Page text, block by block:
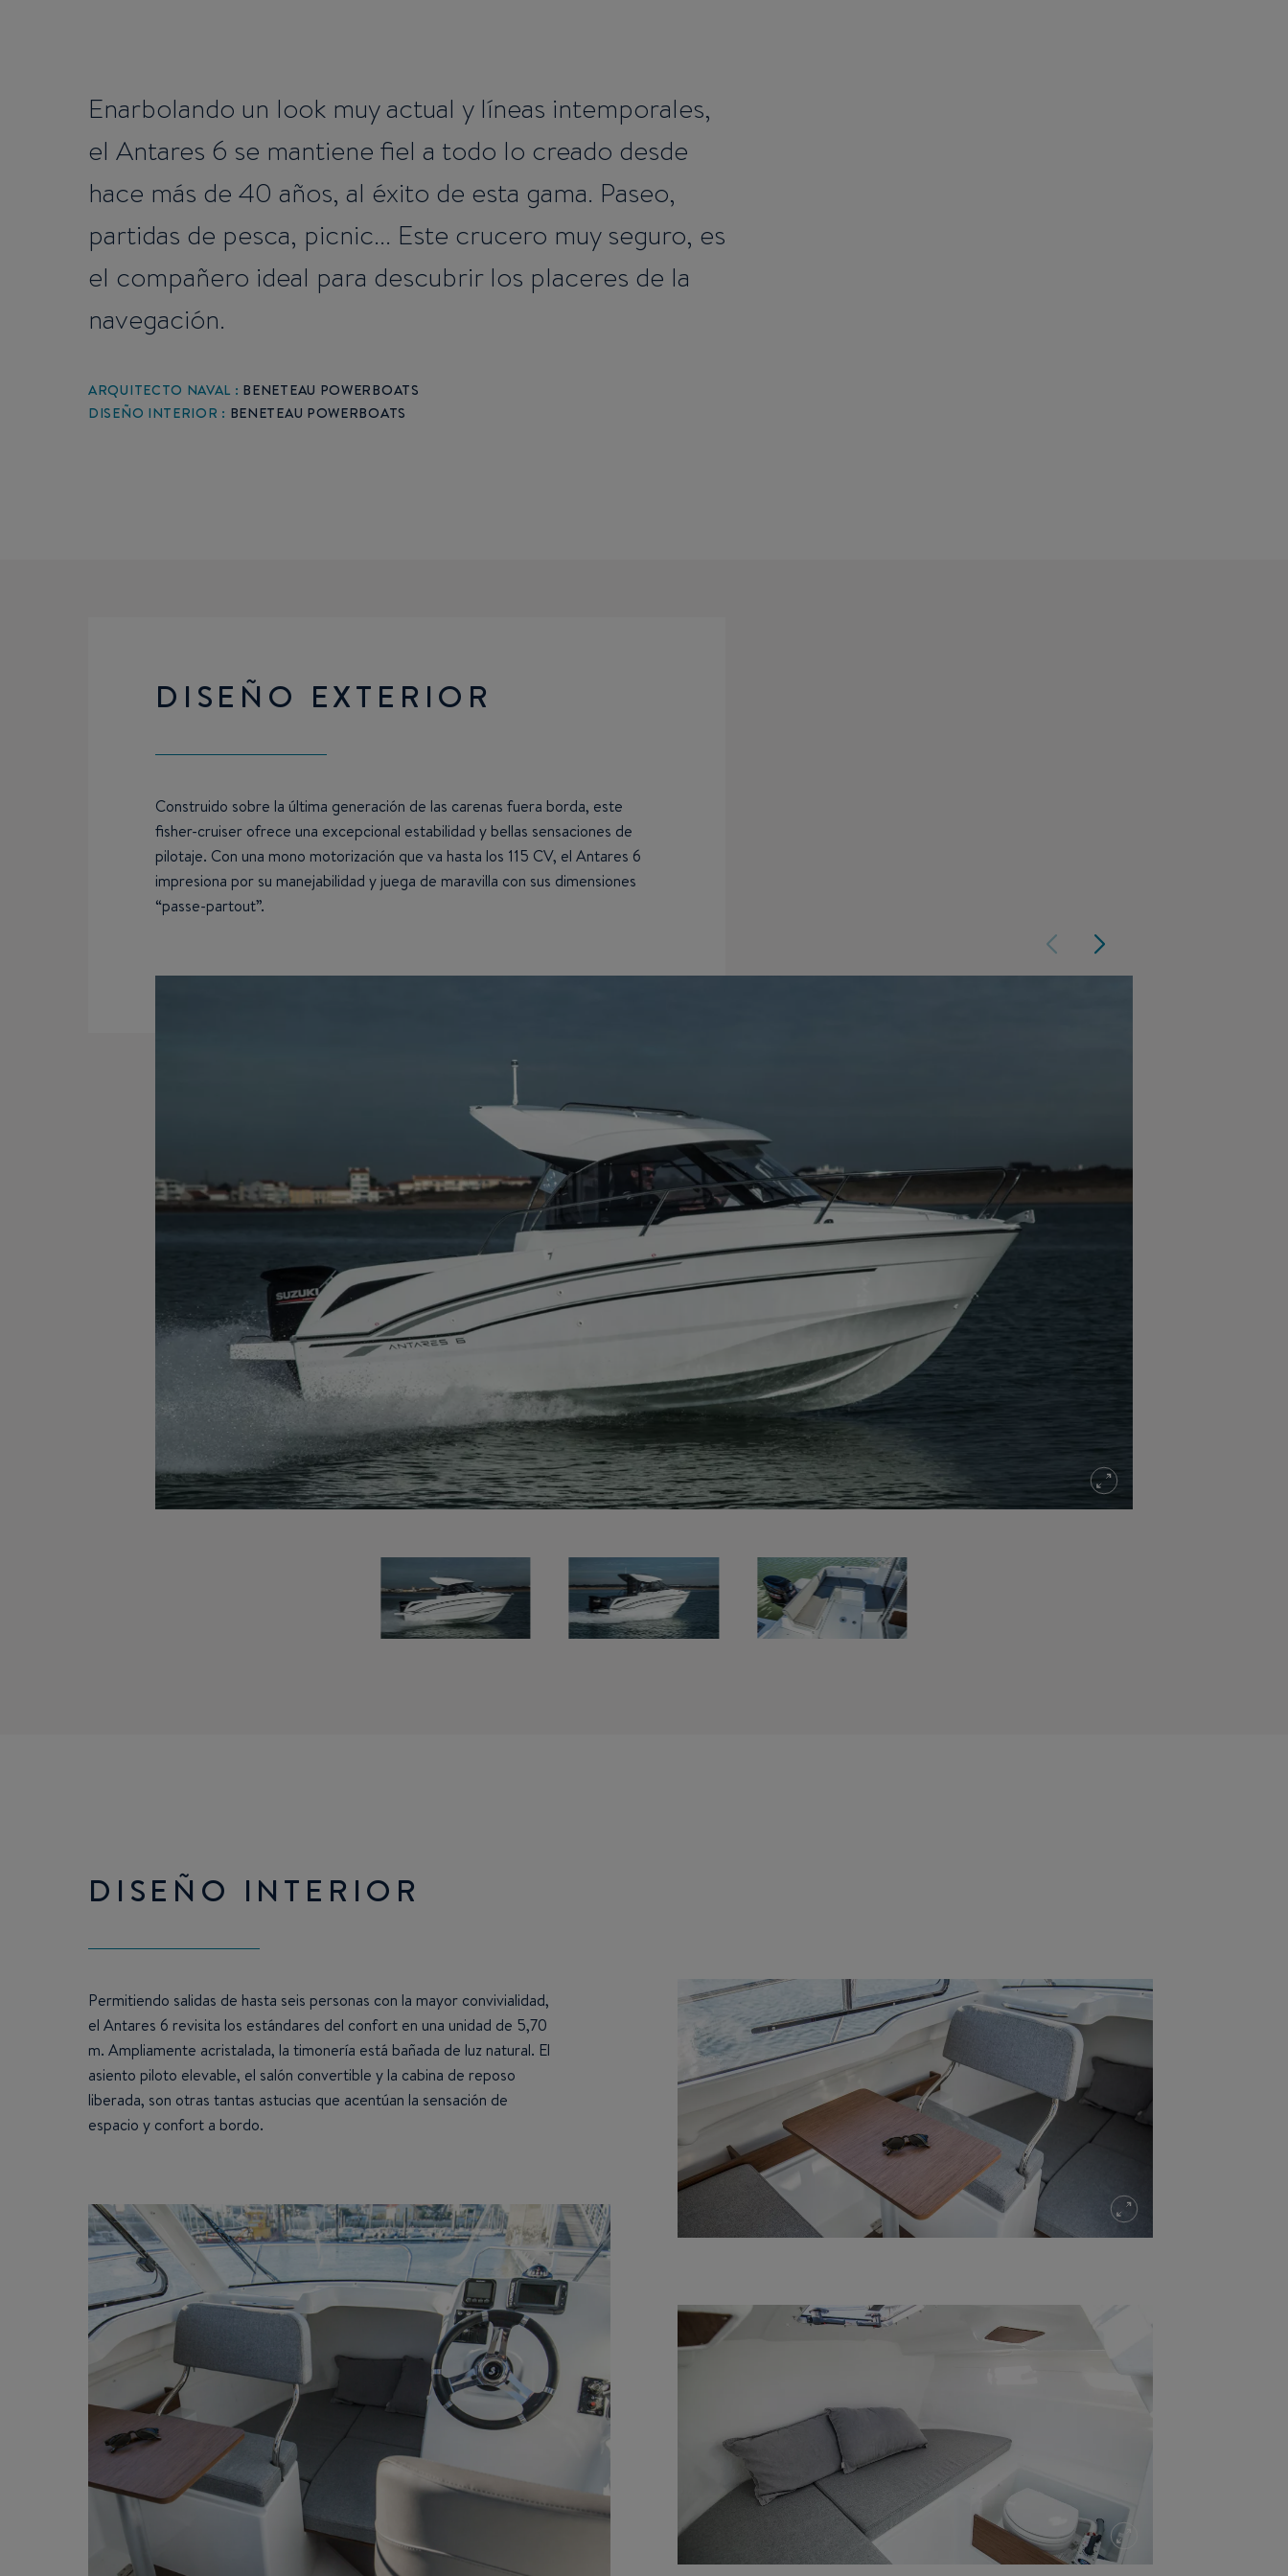
Enarbolando un look muy actual y líneas intemporales,
el Antares 6 se mantiene fiel a todo lo creado desde
hace más de 40 años, al éxito de esta gama. Paseo,
partidas de pesca, picnic... Este crucero muy seguro, es
el compañero ideal para descubrir los placeres de la
navegación.
ARQUITECTO NAVAL : BENETEAU POWERBOATS
DISEÑO INTERIOR : BENETEAU POWERBOATS
DISEÑO EXTERIOR
Construido sobre la última generación de las carenas fuera borda, este
fisher-cruiser ofrece una excepcional estabilidad y bellas sensaciones de
pilotaje. Con una mono motorización que va hasta los 115 CV, el Antares 6
impresiona por su manejabilidad y juega de maravilla con sus dimensiones
“passe-partout”.
DISEÑO INTERIOR
Permitiendo salidas de hasta seis personas con la mayor convivialidad,
el Antares 6 revisita los estándares del confort en una unidad de 5,70
m. Ampliamente acristalada, la timonería está bañada de luz natural. El
asiento piloto elevable, el salón convertible y la cabina de reposo
liberada, son otras tantas astucias que acentúan la sensación de
espacio y confort a bordo.